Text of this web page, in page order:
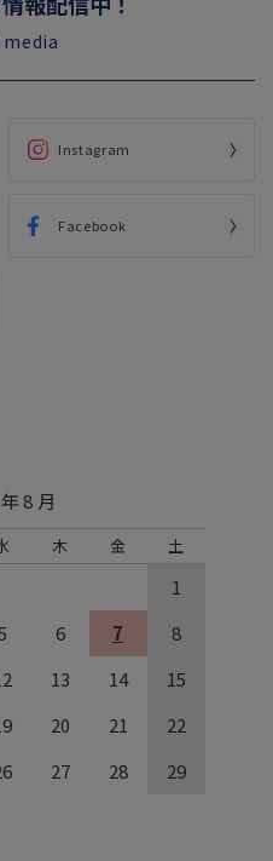
Instagram
Facebook
8月
木 金 土
1
6 7
8
13 14
15
20 21
22
27 28
29